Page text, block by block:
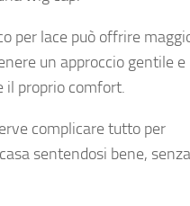
per lace può offrire
un approccio gentile e
il proprio comfort.
complicare tutto per
sentendosi bene, senza